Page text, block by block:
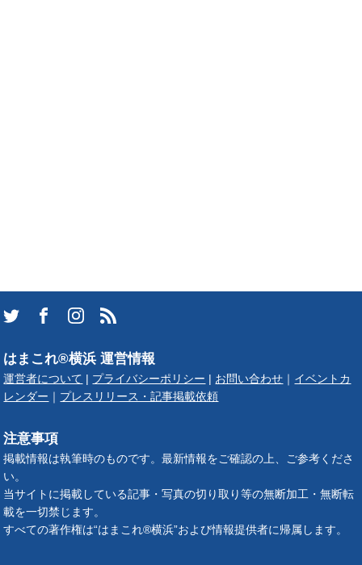
はまこれ®横浜 運営情報
運営者について | プライバシーポリシー | お問い合わせ ｜ イベントカ
レンダー ｜ プレスリリース・記事掲載依頼
注意事項
掲載情報は執筆時のものです。最新情報をご確認の上、ご参考くださ
い。
当サイトに掲載している記事・写真の切り取り等の無断加工・無断転
載を一切禁じます。
すべての著作権は“はまこれ®横浜”および情報提供者に帰属します。